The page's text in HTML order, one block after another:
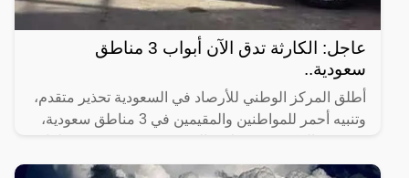
عاجل: الكارثة تدق الآن أبواب 3 مناطق
سعودية..
أطلق المركز الوطني للأرصاد في السعودية تحذير متقدم،
وتنبيه أحمر للمواطنين والمقيمين في 3 مناطق سعودية،
أمطار